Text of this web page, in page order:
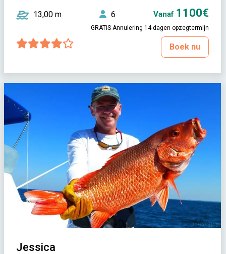
13,00 m 6 Vanaf 1100€
GRATIS Annulering 14 dagen opzegtermijn
Boek nu
Jessica